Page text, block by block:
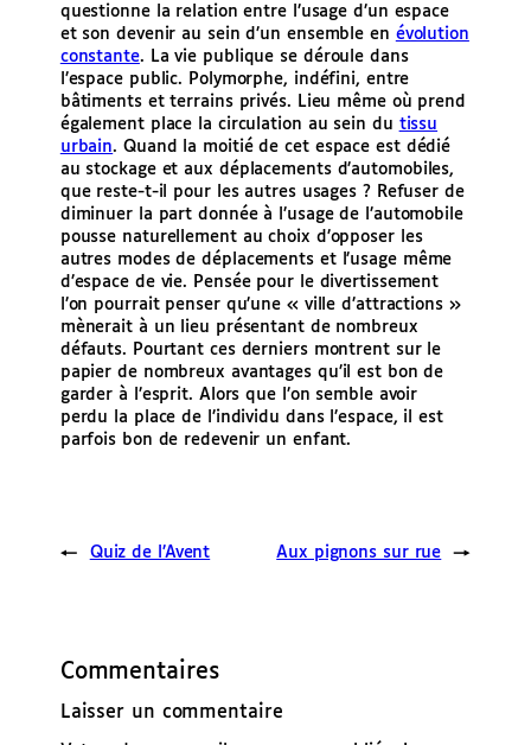
questionne la relation entre l’usage d’un espace
et son devenir au sein d’un ensemble en évolution
constante. La vie publique se déroule dans
l’espace public. Polymorphe, indéfini, entre
bâtiments et terrains privés. Lieu même où prend
également place la circulation au sein du tissu
urbain. Quand la moitié de cet espace est dédié
au stockage et aux déplacements d’automobiles,
que reste-t-il pour les autres usages ? Refuser de
diminuer la part donnée à l’usage de l’automobile
pousse naturellement au choix d’opposer les
autres modes de déplacements et l’usage même
d’espace de vie. Pensée pour le divertissement
l’on pourrait penser qu’une « ville d’attractions »
mènerait à un lieu présentant de nombreux
défauts. Pourtant ces derniers montrent sur le
papier de nombreux avantages qu’il est bon de
garder à l’esprit. Alors que l’on semble avoir
perdu la place de l’individu dans l’espace, il est
parfois bon de redevenir un enfant.
← Quiz de l’Avent Aux pignons sur rue →
Commentaires
Laisser un commentaire